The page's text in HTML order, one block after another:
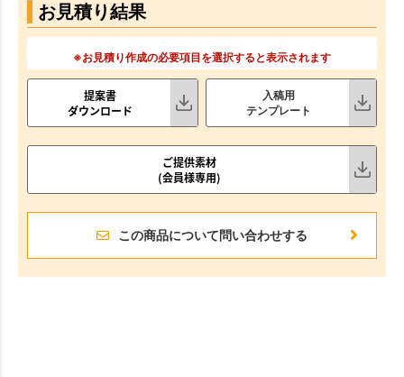
お見積り結果
※お見積り作成の必要項目を選択すると表示されます
提案書
ダウンロード
入稿用
テンプレート
ご提供素材
(会員様専用)
この商品について問い合わせする